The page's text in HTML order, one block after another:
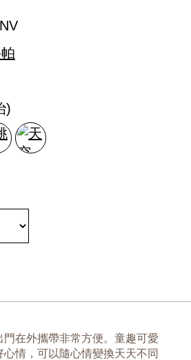
)
門在外攜帶非常方便。童趣可愛
心情，可以隨心情變換天天不同